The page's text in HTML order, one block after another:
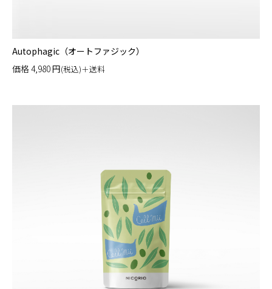
Autophagic（オートファジック）
価格4,980円(税込)＋送料